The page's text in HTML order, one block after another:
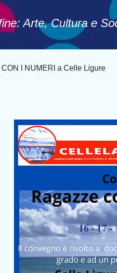
Arte, Cultura e
I NUMERI a Celle Ligure